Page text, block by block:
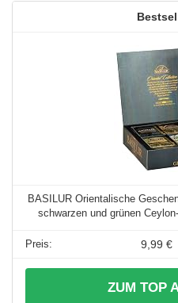
BASILUR Orientalische
schwarzen und grünen
9,99 €
ZUM TOP